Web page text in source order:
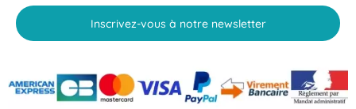
Inscrivez-vous à notre newsletter